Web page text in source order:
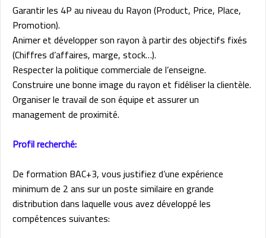
Garantir les 4P au niveau du Rayon (Product, Price, Place,
Promotion).
Animer et développer son rayon à partir des objectifs fixés
(Chiffres d’affaires, marge, stock…).
Respecter la politique commerciale de l’enseigne.
Construire une bonne image du rayon et fidéliser la clientèle.
Organiser le travail de son équipe et assurer un
management de proximité.
Profil recherché:
De formation BAC+3, vous justifiez d’une expérience
minimum de 2 ans sur un poste similaire en grande
distribution dans laquelle vous avez développé les
compétences suivantes: